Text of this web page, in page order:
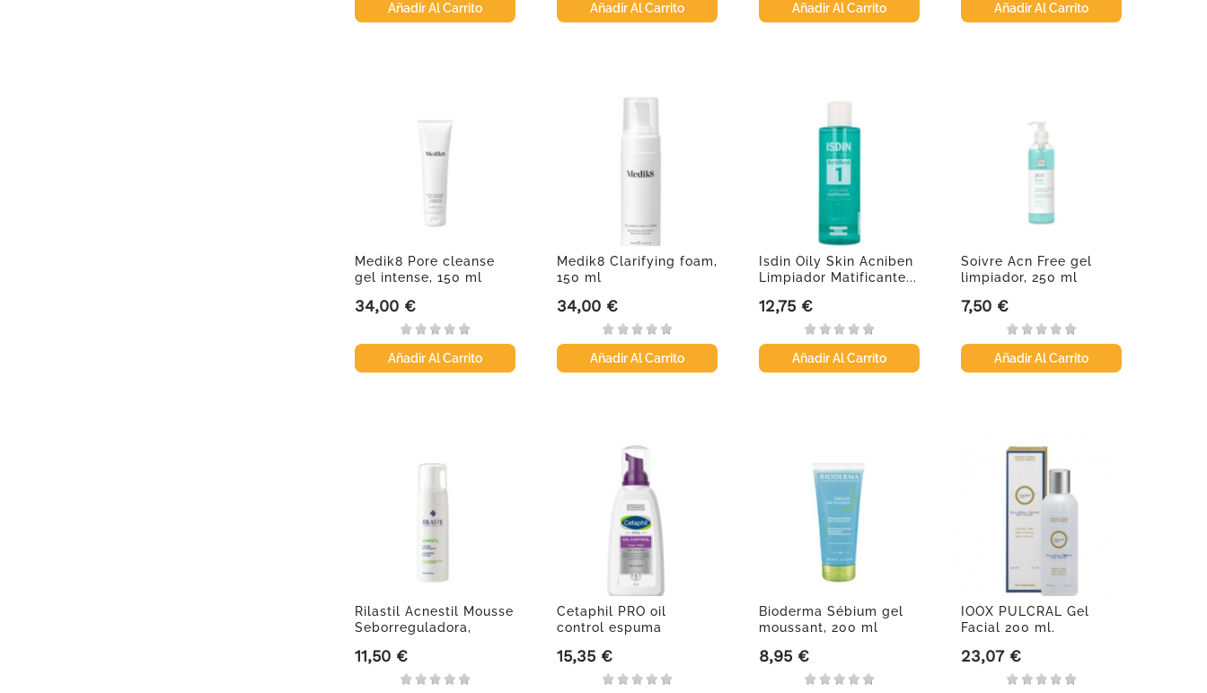
Añadir Al Carrito Añadir Al Carrito Añadir Al Carrito Añadir Al Carrito
Medik8 Pore cleanse
gel intense, 150 ml
Precio
34,00 €
Añadir Al Carrito
Medik8 Clarifying foam,
150 ml
Precio
34,00 €
Añadir Al Carrito
Isdin Oily Skin Acniben
Limpiador Matificante...
Precio
12,75 €
Añadir Al Carrito
Soivre Acn Free gel
limpiador, 250 ml
Precio
7,50 €
Añadir Al Carrito
Rilastil Acnestil Mousse
Seborreguladora,
Precio
11,50 €
Cetaphil PRO oil
control espuma
Precio
15,35 €
Bioderma Sébium gel
moussant, 200 ml
Precio
8,95 €
IOOX PULCRAL Gel
Facial 200 ml.
Precio
23,07 €